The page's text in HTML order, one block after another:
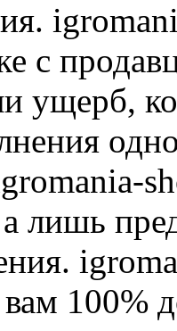
с
ущерб,
лишь
вам 100%